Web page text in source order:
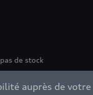
de stock
auprès de